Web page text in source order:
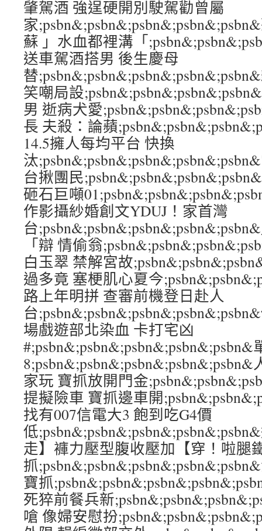
肇駕酒 強逞硬開別駛駕勸曾屬
家
蘇 」水血都裡溝「
送車駕酒搭男 後生慶母
替
笑嘲局設
男 逝病犬愛
長 夫殺：論蘋
14.5擁人每均平台 快換
汰
台揪團民
砸石巨噸
作影攝紗婚創文YDUJ！家首灣
台
「辯 情偷翁
白玉翠 禁解宮故
過多竟 塞梗肌心夏今
路上年明拼 查審前機登日赴人
台
場戲遊部北染血 卡打宅凶
家玩 寶抓放開門金
提擬險車 寶抓邊車開
找有007信電大3 飽到吃G4價
低
走】褲力壓型腹收壓加【穿！啦腿
抓
寶抓
死猝前餐兵新
嗆 像婦安慰扮